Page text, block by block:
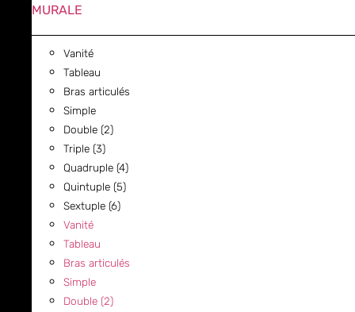
MURALE
Vanité
Tableau
Bras articulés
Simple
Double (2)
Triple (3)
Quadruple (4)
Quintuple (5)
Sextuple (6)
Vanité
Tableau
Bras articulés
Simple
Double (2)